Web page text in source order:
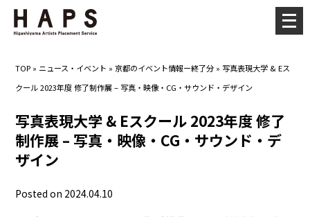
TOP » ニュース・イベント »京都のイベント情報ー終了分 » 写真表現大学 & Eス
クール 2023年度 修了制作展 – 写真・映像・CG・サウンド・デザイン
写真表現大学 & Eスクール 2023年度 修了
制作展 – 写真・映像・CG・サウンド・デ
ザイン
Posted on 2024.04.10
メ
ニ
ー
開
く